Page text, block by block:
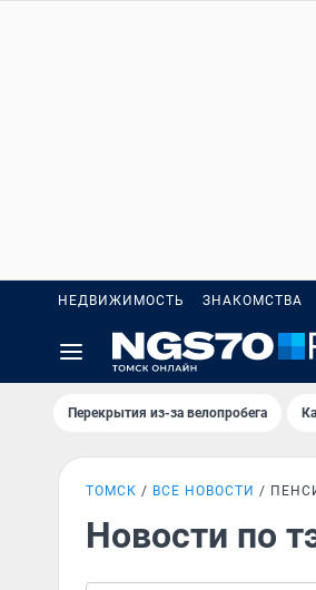
НЕДВИЖИМОСТЬ ЗНАКОМСТВА
Перекрытия из-за велопробега
ТОМСК ВСЕ НОВОСТИ
Новости по